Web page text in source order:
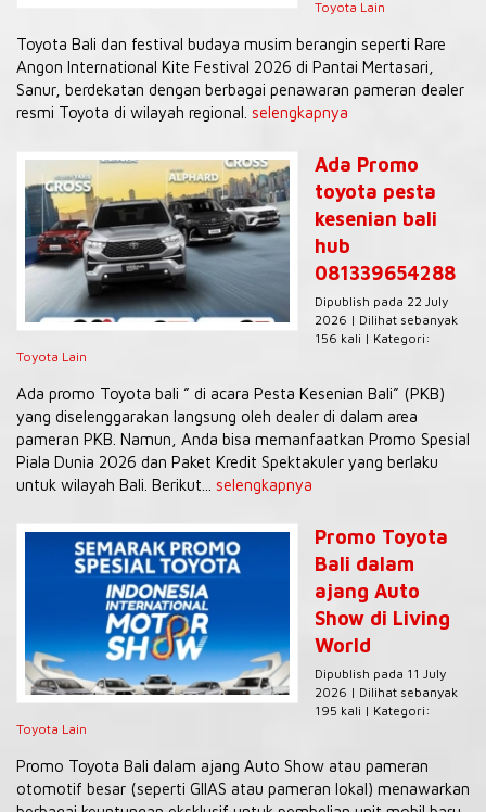
Toyota Lain
Toyota Bali dan festival budaya musim berangin seperti Rare
Angon International Kite Festival 2026 di Pantai Mertasari,
Sanur, berdekatan dengan berbagai penawaran pameran dealer
resmi Toyota di wilayah regional. selengkapnya
Ada Promo
toyota pesta
kesenian bali
hub
081339654288
Dipublish pada 22 July
2026 | Dilihat sebanyak
156 kali | Kategori:
Toyota Lain
Ada promo Toyota bali ” di acara Pesta Kesenian Bali” (PKB)
yang diselenggarakan langsung oleh dealer di dalam area
pameran PKB. Namun, Anda bisa memanfaatkan Promo Spesial
Piala Dunia 2026 dan Paket Kredit Spektakuler yang berlaku
untuk wilayah Bali. Berikut... selengkapnya
Promo Toyota
Bali dalam
ajang Auto
Show di Living
World
Dipublish pada 11 July
2026 | Dilihat sebanyak
195 kali | Kategori:
Toyota Lain
Promo Toyota Bali dalam ajang Auto Show atau pameran
otomotif besar (seperti GIIAS atau pameran lokal) menawarkan